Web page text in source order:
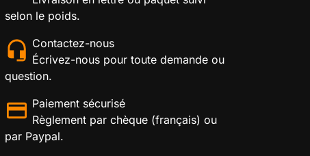
selon le poids.
Contactez-nous
Écrivez-nous pour toute demande ou
question.
Paiement sécurisé
Règlement par chèque (français) ou
par Paypal.